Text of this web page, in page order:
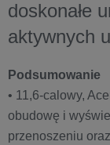
doskonałe
aktywnych
Podsumowanie
• 11,6-calowy,
obudowę i
przenoszeniu